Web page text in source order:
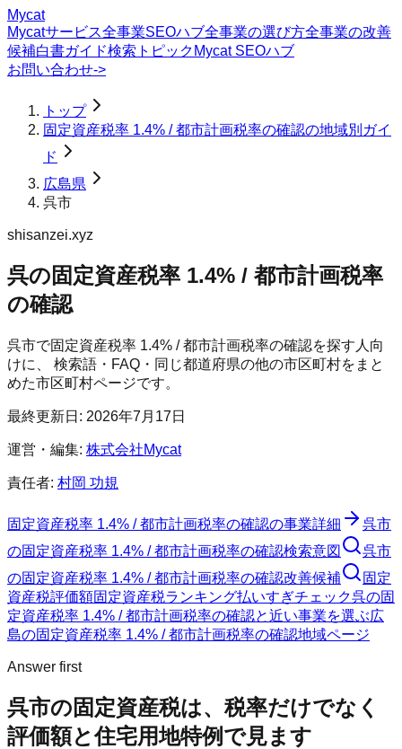
Mycat
Mycatサービス全事業SEOハブ全事業の選び方全事業の改善
候補白書ガイド検索トピック Mycat SEOハブ
お問い合わせ->
トップ
固定資産税率 1.4% / 都市計画税率の確認の地域別ガイ
ド
広島県
呉市
shisanzei.xyz
呉の固定資産税率 1.4% / 都市計画税率
の確認
呉市で固定資産税率 1.4% / 都市計画税率の確認を探す人向
けに、 検索語・FAQ・同じ都道府県の他の市区町村をまと
めた市区町村ページです。
最終更新日: 2026年7月17日
運営・編集: 株式会社Mycat
責任者: 村岡 功規
固定資産税率 1.4% / 都市計画税率の確認の事業詳細
呉市
の固定資産税率 1.4% / 都市計画税率の確認検索意図
呉市
の固定資産税率 1.4% / 都市計画税率の確認改善候補
固定
資産税評価額固定資産税ランキング払いすぎチェック呉の固
定資産税率 1.4% / 都市計画税率の確認と近い事業を選ぶ広
島の固定資産税率 1.4% / 都市計画税率の確認地域ページ
Answer first
呉市の固定資産税は、税率だけでなく
評価額と住宅用地特例で見ます